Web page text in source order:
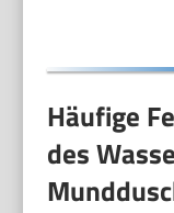
Häufige
des